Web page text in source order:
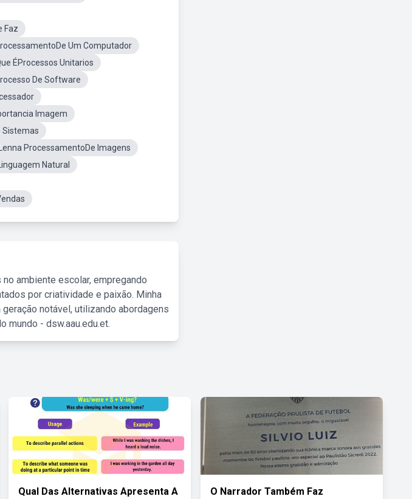
Faz
Um Computador
ÉProcessos Unitarios
De Software
Imagem
Sistemas
ProcessamentoDe Imagens
Natural
ambiente escolar, empregando
por criatividade e paixão. Minha
notável, utilizando abordagens
mundo - dsw.aau.edu.et.
Qual Das Alternativas Apresenta A O Narrador Também Faz